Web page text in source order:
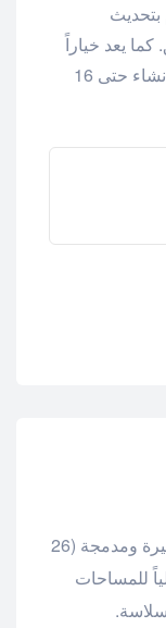
بتحديث
يعد خياراً
ممتازاً لجميع أفراد الأسرة، حيث يدعم إنشاء حتى 16
يأتي بأبعاد صغيرة ومدمجة (26
للمساحات